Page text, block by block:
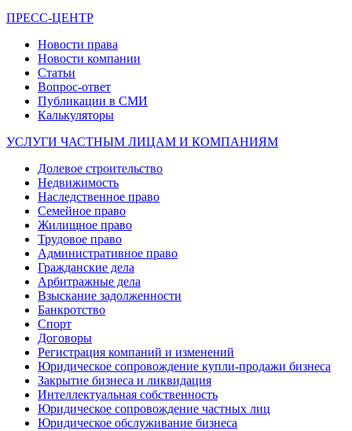
ПРЕСС-ЦЕНТР
Новости права
Новости компании
Статьи
Вопрос-ответ
Публикации в СМИ
Калькуляторы
УСЛУГИ ЧАСТНЫМ ЛИЦАМ И КОМПАНИЯМ
Долевое строительство
Недвижимость
Наследственное право
Семейное право
Жилищное право
Трудовое право
Административное право
Гражданские дела
Арбитражные дела
Взыскание задолженности
Банкротство
Спорт
Договоры
Регистрация компаний и изменений
Юридическое сопровождение купли-продажи бизнеса
Закрытие бизнеса и ликвидация
Интеллектуальная собственность
Юридическое сопровождение частных лиц
Юридическое обслуживание бизнеса